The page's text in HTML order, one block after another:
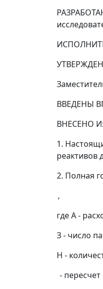
ВВЕДЕНЫ
ВНЕСЕНО
1.
реактивов
2. Полная
,
гдеА-
З- число
Н -
- пересчет